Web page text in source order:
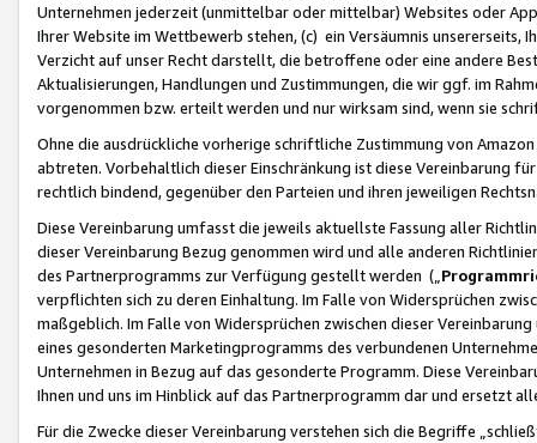
Unternehmen jederzeit (unmittelbar oder mittelbar) Websites oder
Ihrer Website im Wettbewerb stehen, (c) ein Versäumnis unsererseits,
Verzicht auf unser Recht darstellt, die betroffene oder eine andere
Aktualisierungen, Handlungen und Zustimmungen, die wir ggf. im
vorgenommen bzw. erteilt werden und nur wirksam sind, wenn sie
Ohne die ausdrückliche vorherige schriftliche Zustimmung von
abtreten. Vorbehaltlich dieser Einschränkung ist diese Vereinbarung
rechtlich bindend, gegenüber den Parteien und ihren jeweiligen
Diese Vereinbarung umfasst die jeweils aktuellste Fassung aller
dieser Vereinbarung Bezug genommen wird und alle anderen
des Partnerprogramms zur Verfügung gestellt werden („
verpflichten sich zu deren Einhaltung. Im Falle von Widersprüchen
maßgeblich. Im Falle von Widersprüchen zwischen dieser
eines gesonderten Marketingprogramms des verbundenen
Unternehmen in Bezug auf das gesonderte Programm. Diese
Ihnen und uns im Hinblick auf das Partnerprogramm dar und ersetzt
Für die Zwecke dieser Vereinbarung verstehen sich die Begriffe